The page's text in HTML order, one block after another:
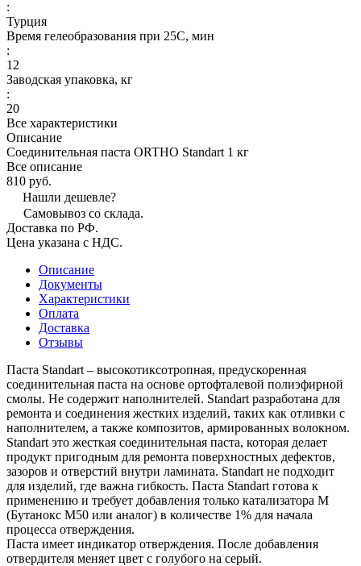
:
Турция
Время гелеобразования при 25С, мин
:
12
Заводская упаковка, кг
:
20
Все характеристики
Описание
Соединительная паста ORTHO Standart 1 кг
Все описание
810 руб.
Нашли дешевле?
Самовывоз со склада.
Доставка по РФ.
Цена указана с НДС.
Описание
Документы
Характеристики
Оплата
Доставка
Отзывы
Паста Standart – высокотиксотропная, предускоренная
соединительная паста на основе ортофталевой полиэфирной
смолы. Не содержит наполнителей. Standart разработана для
ремонта и соединения жестких изделий, таких как отливки с
наполнителем, а также композитов, армированных волокном.
Standart это жесткая соединительная паста, которая делает
продукт пригодным для ремонта поверхностных дефектов,
зазоров и отверстий внутри ламината. Standart не подходит
для изделий, где важна гибкость. Паста Standart готова к
применению и требует добавления только катализатора М
(Бутанокс М50 или аналог) в количестве 1% для начала
процесса отверждения.
Паста имеет индикатор отверждения. После добавления
отвердителя меняет цвет с голубого на серый.